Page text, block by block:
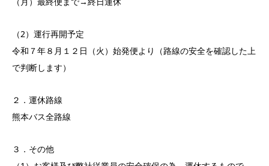
（2）運行再開予定
令和７年８月１２日（火）始発便より（路線の安全を確認した上
で判断します）
２．運休路線
熊本バス全路線
３．その他